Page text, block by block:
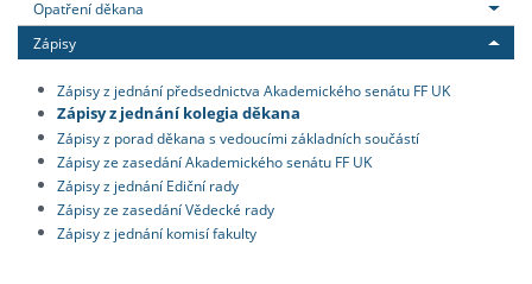
Opatření děkana
Zápisy
Zápisy z jednání předsednictva Akademického senátu FF UK
Zápisy z jednání kolegia děkana
Zápisy z porad děkana s vedoucími základních součástí
Zápisy ze zasedání Akademického senátu FF UK
Zápisy z jednání Ediční rady
Zápisy ze zasedání Vědecké rady
Zápisy z jednání komisí fakulty